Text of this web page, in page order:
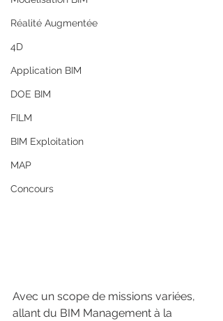
Réalité Augmentée
4D
Application BIM
DOE BIM
FILM
BIM Exploitation
MAP
Concours
Avec un scope de missions variées,
allant du BIM Management à la